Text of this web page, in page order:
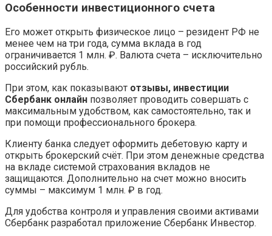
Особенности инвестиционного счета
Его может открыть физическое лицо – резидент РФ не
менее чем на три года, сумма вклада в год
ограничивается 1 млн. ₽. Валюта счета – исключительно
российский рубль.
При этом, как показывают отзывы, инвестиции
Сбербанк онлайн позволяет проводить совершать с
максимальным удобством, как самостоятельно, так и
при помощи профессионального брокера.
Клиенту банка следует оформить дебетовую карту и
открыть брокерский счёт. При этом денежные средства
на вкладе системой страхования вкладов не
защищаются. Дополнительно на счет можно вносить
суммы – максимум 1 млн. ₽ в год.
Для удобства контроля и управления своими активами
Сбербанк разработал приложение Сбербанк Инвестор.